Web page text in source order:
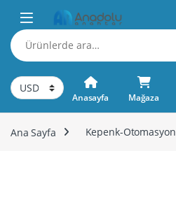
Skip to navigation
Skip to content
Ara:
Anasayfa Mağaza
Ana Sayfa Kepenk-Otomasyon